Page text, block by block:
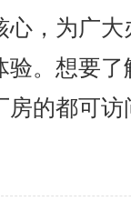
心，为广
验。想要
房的都可